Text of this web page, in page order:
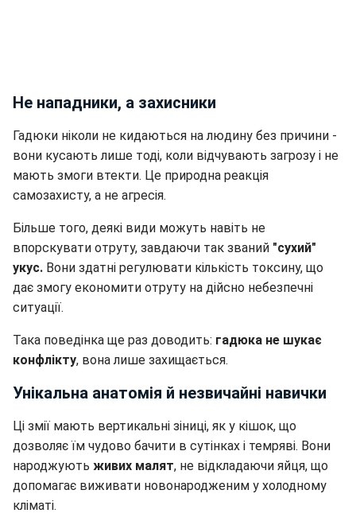
Не нападники, а захисники
Гадюки ніколи не кидаються на людину без причини -
вони кусають лише тоді, коли відчувають загрозу і не
мають змоги втекти. Це природна реакція
самозахисту, а не агресія.
Більше того, деякі види можуть навіть не
впорскувати отруту, завдаючи так званий "сухий"
укус. Вони здатні регулювати кількість токсину, що
дає змогу економити отруту на дійсно небезпечні
ситуації.
Така поведінка ще раз доводить: гадюка не шукає
конфлікту, вона лише захищається.
Унікальна анатомія й незвичайні навички
Ці змії мають вертикальні зіниці, як у кішок, що
дозволяє їм чудово бачити в сутінках і темряві. Вони
народжують живих малят, не відкладаючи яйця, що
допомагає виживати новонародженим у холодному
кліматі.